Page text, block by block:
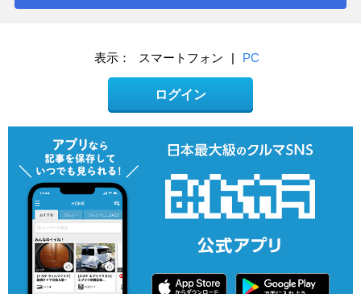
表示： スマートフォン | PC
ログイン